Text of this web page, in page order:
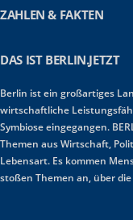
ZAHLEN & FAKTEN
DAS IST BERLIN.JETZT
Berlin ist ein großartiges
wirtschaftliche
Symbiose eingegangen.
Themen aus Wirtschaft,
Lebensart. Es kommen
stoßen Themen an, über